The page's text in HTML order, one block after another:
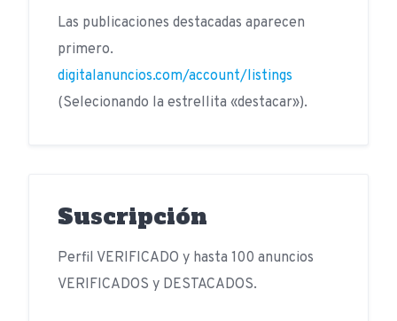
Las publicaciones destacadas aparecen
primero.
digitalanuncios.com/account/listings
(Selecionando la estrellita «destacar»).
Suscripción
Perfil VERIFICADO y hasta 100 anuncios
VERIFICADOS y DESTACADOS.